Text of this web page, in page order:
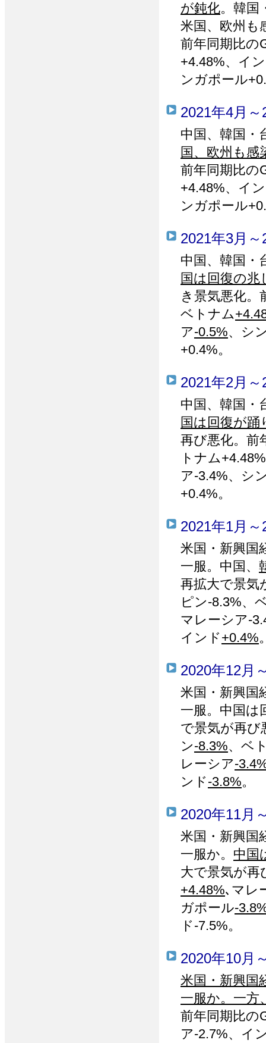
が鈍化。韓国
米国、欧州も
前年同期比の
+4.48%、イ
ンガポール
2021年4月
中国、韓国・
国、欧州も感
前年同期比の
+4.48%、イ
ンガポール
2021年3月
中国、韓国・
国は回復の兆
き景気悪化。
ベトナム
ア-0.5%、シ
+0.4%。
2021年2月
中国、韓国・
国は回復が踊
再び悪化。前
トナム
ア-3.4%、シ
+0.4%。
2021年1月
米国・新興国
一服。中国、
再拡大で景気
ピン-8.3%、
マレーシア-
インド +0.4%
2020年12月
米国・新興国
一服。中国は
で景気が再び
ン-8.3%、ベ
レーシア-
ンド -3.8%。
2020年11月
米国・新興国
一服か。 中国
大で景気が再
+4.48%､マレ
ガポール-
ド-7.5%。
2020年10月
米国・新興国
一服か。 一方
前年同期比の
ア-2.7%、イ